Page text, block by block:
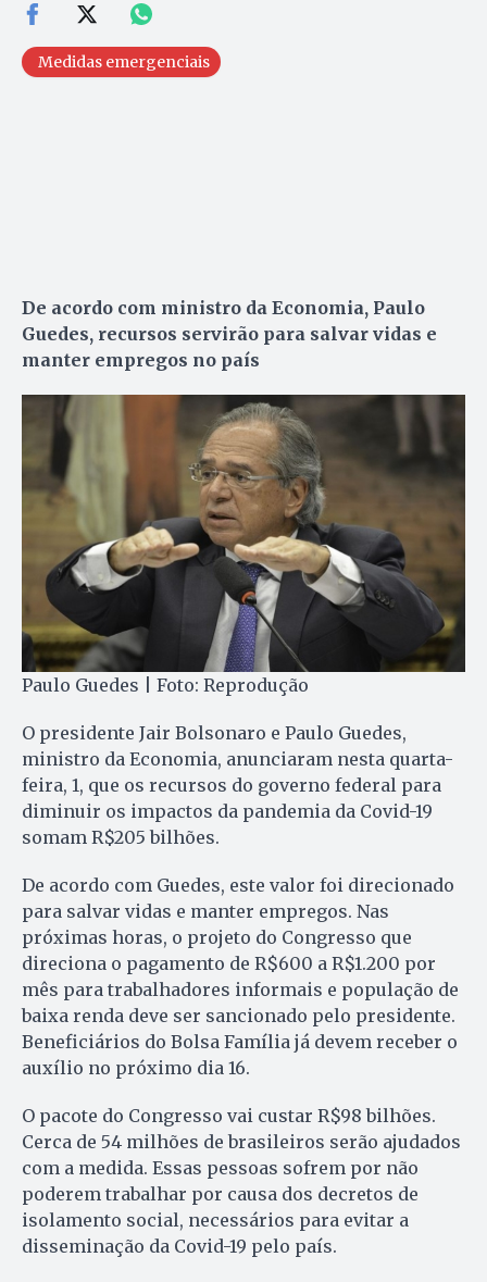
Medidas emergenciais
De acordo com ministro da Economia, Paulo
Guedes, recursos servirão para salvar vidas e
manter empregos no país
Paulo Guedes | Foto: Reprodução
O presidente Jair Bolsonaro e Paulo Guedes,
ministro da Economia, anunciaram nesta quarta-
feira, 1, que os recursos do governo federal para
diminuir os impactos da pandemia da Covid-19
somam R$205 bilhões.
De acordo com Guedes, este valor foi direcionado
para salvar vidas e manter empregos. Nas
próximas horas, o projeto do Congresso que
direciona o pagamento de R$600 a R$1.200 por
mês para trabalhadores informais e população de
baixa renda deve ser sancionado pelo presidente.
Beneficiários do Bolsa Família já devem receber o
auxílio no próximo dia 16.
O pacote do Congresso vai custar R$98 bilhões.
Cerca de 54 milhões de brasileiros serão ajudados
com a medida. Essas pessoas sofrem por não
poderem trabalhar por causa dos decretos de
isolamento social, necessários para evitar a
disseminação da Covid-19 pelo país.